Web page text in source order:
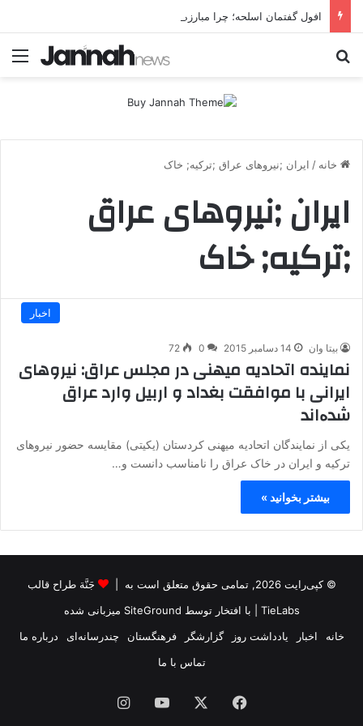
خانه / ایران ;نیروهای عراق ;ترکیه; خاک
ایران ;نیروهای عراق
;ترکیه; خاک
اخبار
بیتا وان 14 دسامبر 2015 0
72
نماینده اتحادیه میهنی در مجلس عراق: نیروهای
ایرانی با موافقت بغداد و اربیل وارد عراق
شدەاند
یکی از نمایندگان اتحادیه میهنی کردستان (یکیتی) مقایسه حضور نیروهای
ترکیه و ایران در خاک عراق را نامناسب دانست و…
بیشتر بخوانید »
© کپی‌رایت 2026, تمامی حقوق متعلق است به |
جَنَّة طراح قالب
TieLabs | با افتخار توسط SiteGround میزبانی شده
خانه
اخبار یادداشت روز گزارشگر فرهنگستان چندرسانه‌ای
درباره ما
تماس با ما
فیس یوتیوب